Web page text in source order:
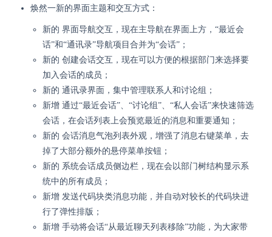
焕然一新的界面主题和交互方式：
新的 界面导航交互，现在主导航在界面上方，“最近会
话”和“通讯录”导航项目合并为“会话”；
新的 创建会话交互，现在可以方便的根据部门来选择要
加入会话的成员；
新的 通讯录界面，集中管理联系人和讨论组；
新增 通过“最近会话”、“讨论组”、“私人会话”来快速筛选
会话，在会话列表上会预览最近的消息和重要通知；
新的 会话消息气泡列表外观，增强了消息右键菜单，去
掉了大部分额外的悬停菜单按钮；
新的 系统会话成员侧边栏，现在会以部门树结构显示系
统中的所有成员；
新增 发送代码块类消息功能，并自动对较长的代码块进
行了弹性排版；
新增 手动将会话“从最近聊天列表移除”功能，为大家带